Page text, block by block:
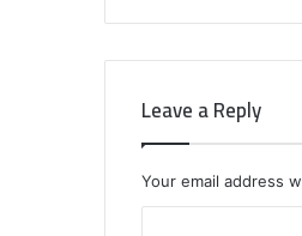
Leave a Reply
Your email address